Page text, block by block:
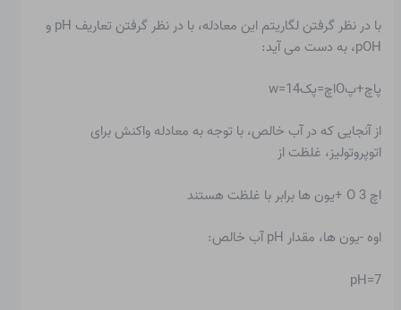
با در نظر گرفتن لگاریتم این معادله، با در نظر گرفتن تعاریف pH و
pOH، به دست می آید:
پاچ+پOاچ=پکw=14
از آنجایی که در آب خالص، با توجه به معادله واکنش برای
اتوپروتولیز، غلظت از
اچ 3 O +یون ها برابر با غلظت هستند
اوه -یون ها، مقدار pH آب خالص:
pH=7